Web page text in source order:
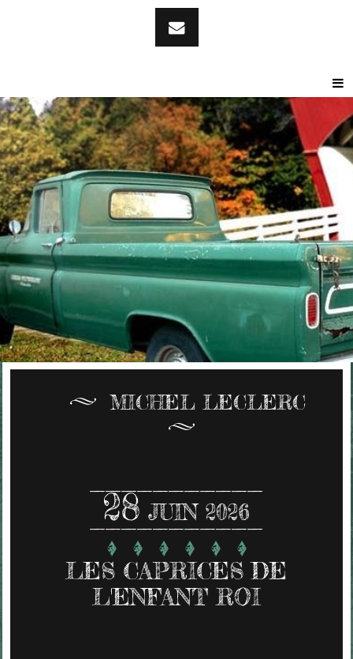
MICHEL LECLERC
28 JUIN 2026
LES CAPRICES DE
L'ENFANT ROI